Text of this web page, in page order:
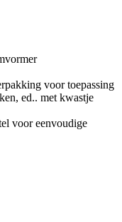
voor toepassing
ed.. met kwastje
voor eenvoudige